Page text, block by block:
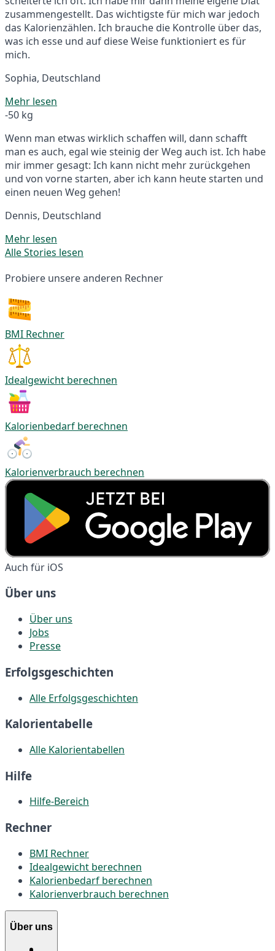
zusammengestellt. Das wichtigste für mich war jedoch
das Kalorienzählen. Ich brauche die Kontrolle über das,
was ich esse und auf diese Weise funktioniert es für
mich.
Sophia, Deutschland
Mehr lesen
-50 kg
Wenn man etwas wirklich schaffen will, dann schafft
man es auch, egal wie steinig der Weg auch ist. Ich habe
mir immer gesagt: Ich kann nicht mehr zurückgehen
und von vorne starten, aber ich kann heute starten und
einen neuen Weg gehen!
Dennis, Deutschland
Mehr lesen
Alle Stories lesen
Probiere unsere anderen Rechner
BMI Rechner
Idealgewicht berechnen
Kalorienbedarf berechnen
Kalorienverbrauch berechnen
Auch für iOS
Über uns
Über uns
Jobs
Presse
Erfolgsgeschichten
Alle Erfolgsgeschichten
Kalorientabelle
Alle Kalorientabellen
Hilfe
Hilfe-Bereich
Rechner
BMI Rechner
Idealgewicht berechnen
Kalorienbedarf berechnen
Kalorienverbrauch berechnen
Über uns